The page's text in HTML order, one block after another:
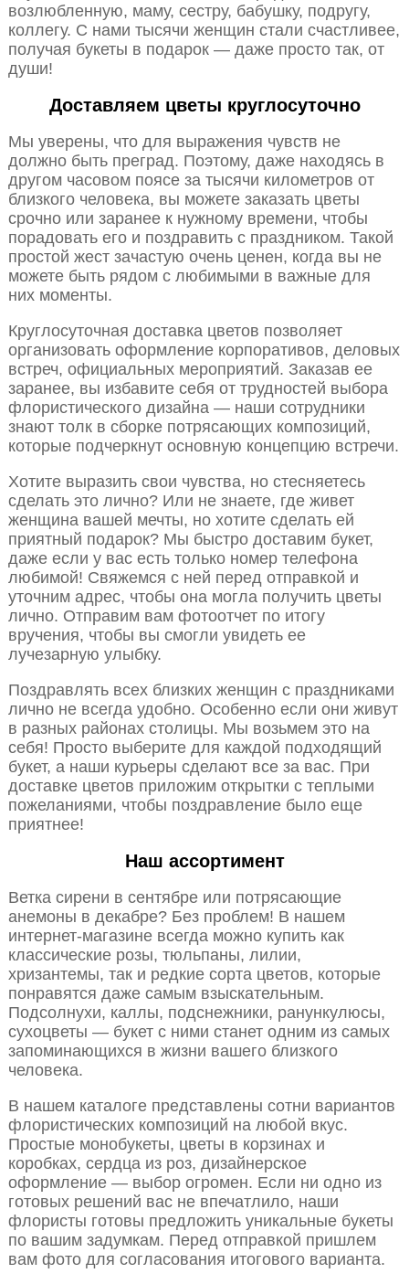
возлюбленную, маму, сестру, бабушку, подругу,
коллегу. С нами тысячи женщин стали счастливее,
получая букеты в подарок — даже просто так, от
души!
Доставляем цветы круглосуточно
Мы уверены, что для выражения чувств не
должно быть преград. Поэтому, даже находясь в
другом часовом поясе за тысячи километров от
близкого человека, вы можете заказать цветы
срочно или заранее к нужному времени, чтобы
порадовать его и поздравить с праздником. Такой
простой жест зачастую очень ценен, когда вы не
можете быть рядом с любимыми в важные для
них моменты.
Круглосуточная доставка цветов позволяет
организовать оформление корпоративов, деловых
встреч, официальных мероприятий. Заказав ее
заранее, вы избавите себя от трудностей выбора
флористического дизайна — наши сотрудники
знают толк в сборке потрясающих композиций,
которые подчеркнут основную концепцию встречи.
Хотите выразить свои чувства, но стесняетесь
сделать это лично? Или не знаете, где живет
женщина вашей мечты, но хотите сделать ей
приятный подарок? Мы быстро доставим букет,
даже если у вас есть только номер телефона
любимой! Свяжемся с ней перед отправкой и
уточним адрес, чтобы она могла получить цветы
лично. Отправим вам фотоотчет по итогу
вручения, чтобы вы смогли увидеть ее
лучезарную улыбку.
Поздравлять всех близких женщин с праздниками
лично не всегда удобно. Особенно если они живут
в разных районах столицы. Мы возьмем это на
себя! Просто выберите для каждой подходящий
букет, а наши курьеры сделают все за вас. При
доставке цветов приложим открытки с теплыми
пожеланиями, чтобы поздравление было еще
приятнее!
Наш ассортимент
Ветка сирени в сентябре или потрясающие
анемоны в декабре? Без проблем! В нашем
интернет-магазине всегда можно купить как
классические розы, тюльпаны, лилии,
хризантемы, так и редкие сорта цветов, которые
понравятся даже самым взыскательным.
Подсолнухи, каллы, подснежники, ранункулюсы,
сухоцветы — букет с ними станет одним из самых
запоминающихся в жизни вашего близкого
человека.
В нашем каталоге представлены сотни вариантов
флористических композиций на любой вкус.
Простые монобукеты, цветы в корзинах и
коробках, сердца из роз, дизайнерское
оформление — выбор огромен. Если ни одно из
готовых решений вас не впечатлило, наши
флористы готовы предложить уникальные букеты
по вашим задумкам. Перед отправкой пришлем
вам фото для согласования итогового варианта.